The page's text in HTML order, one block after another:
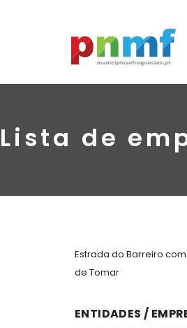
Lista de
Estrada do Barreiro
de Tomar
ENTIDADES /